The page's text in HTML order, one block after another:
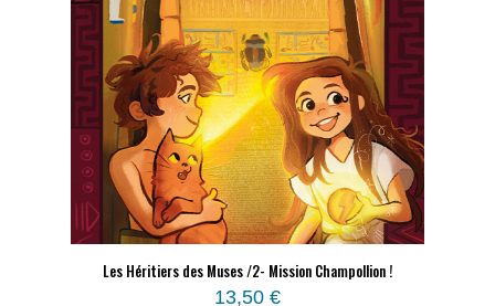
Les Héritiers des Muses /2- Mission Champollion !
13,50 €